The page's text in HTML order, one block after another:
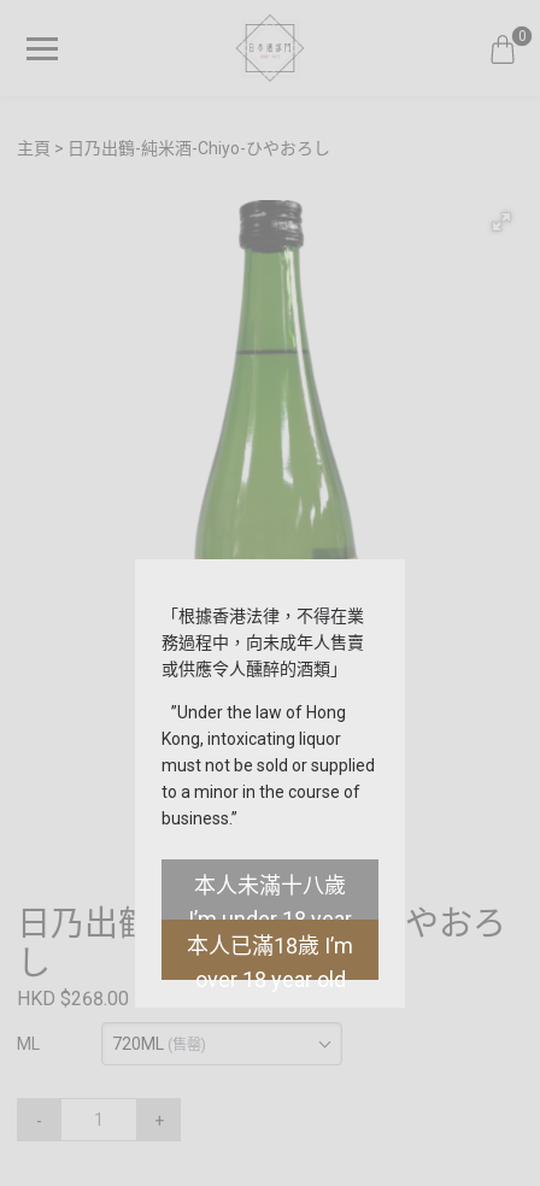
0
主頁 日乃出鶴-純米酒-Chiyo-ひやおろし
日乃出鶴-純米酒-Chiyo-ひやおろ
し
HKD $268.00
ML 720ML (售罄)
- +
「根據香港法律，不得在業
務過程中，向未成年人售賣
或供應令人醺醉的酒類」
”Under the law of Hong
Kong, intoxicating liquor
must not be sold or supplied
to a minor in the course of
business.”
本人未滿十八歲
I’m under 18 year
old
本人已滿18歲 I’m
over 18 year old